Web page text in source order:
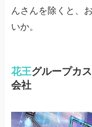
んさんを除くと、
いか。
花王グループカ
会社